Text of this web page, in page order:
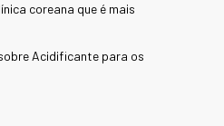
coreana que é mais
Acidificante para os